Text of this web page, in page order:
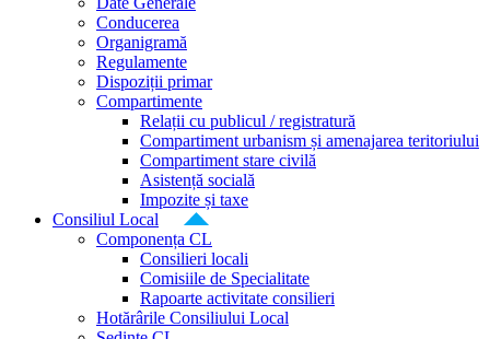
Conducerea
Organigramă
Regulamente
Dispoziții primar
Compartimente
Relații cu publicul / registratură
Compartiment urbanism și amenajarea teritoriului
Compartiment stare civilă
Asistență socială
Impozite și taxe
Consiliul Local
Componența CL
Consilieri locali
Comisiile de Specialitate
Rapoarte activitate consilieri
Hotărârile Consiliului Local